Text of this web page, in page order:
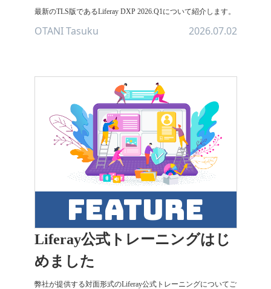
最新のTLS版であるLiferay DXP 2026.Q1について紹介します。
OTANI Tasuku 2026.07.02
feature
Liferay公式トレーニングはじ
めました
弊社が提供する対面形式のLiferay公式トレーニングについてご